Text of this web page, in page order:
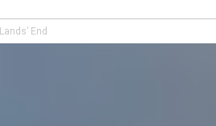
Lands’ End